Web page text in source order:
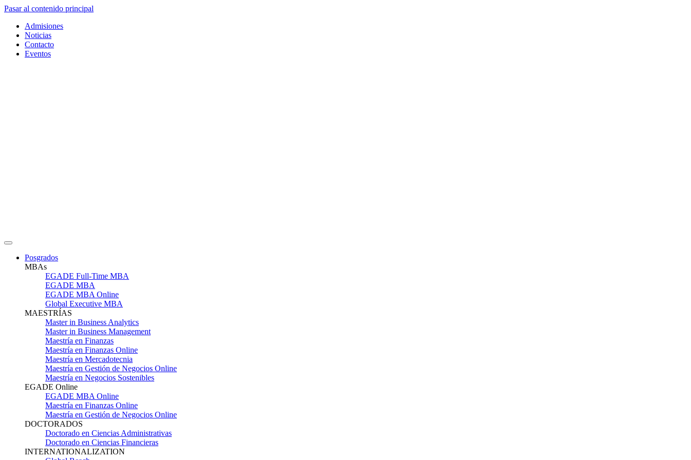
Pasar al contenido principal
Admisiones
Noticias
Contacto
Eventos
Posgrados
MBAs
EGADE Full-Time MBA
EGADE MBA
EGADE MBA Online
Global Executive MBA
MAESTRÍAS
Master in Business Analytics
Master in Business Management
Maestría en Finanzas
Maestría en Finanzas Online
Maestría en Mercadotecnia
Maestría en Gestión de Negocios Online
Maestría en Negocios Sostenibles
EGADE Online
EGADE MBA Online
Maestría en Finanzas Online
Maestría en Gestión de Negocios Online
DOCTORADOS
Doctorado en Ciencias Administrativas
Doctorado en Ciencias Financieras
INTERNATIONALIZATION